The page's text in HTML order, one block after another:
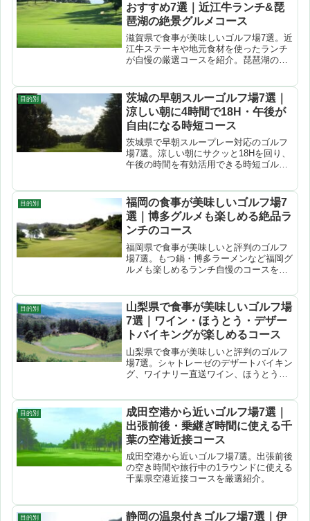
おすすめ7選｜近江牛ランチ&琵
琶湖の絶景グルメコース
滋賀県で食事が美味しいゴルフ場7選。近
江牛ステーキや地元食材を使ったランチ
が自慢の厳選コースを紹介。琵琶湖の絶
目的別
茨城の早朝スルーゴルフ場7選｜
涼しい朝に4時間で18H・午後が
自由になる時短コース
茨城県で早朝スループレー対応のゴルフ
場7選。涼しい朝にサクッと18Hを回り、
午後の時間を有効活用できる時短ゴルフ
目的別
福岡の食事が美味しいゴルフ場7
選｜博多グルメも楽しめる絶品ラ
ンチのコース
福岡県で食事が美味しいと評判のゴルフ
場7選。もつ鍋・博多ラーメンなど福岡グ
ルメも楽しめるランチ自慢のコースを厳
目的別
山梨県で食事が美味しいゴルフ場
7選｜ワイン・ほうとう・デザー
トバイキングが楽しめるコース
山梨県で食事が美味しいと評判のゴルフ
場7選。シャトレーゼのデザートバイキン
グ、ワイナリー直送ワイン、ほうとうな
目的別
成田空港から近いゴルフ場7選｜
出張前後・乗継ぎ時間に使える千
葉の空港近接コース
成田空港から近いゴルフ場7選。出張前後
の空き時間や旅行中の1ラウンドに使える
千葉県空港近接コースを厳選紹介。
目的別
静岡の温泉付きゴルフ場7選｜伊